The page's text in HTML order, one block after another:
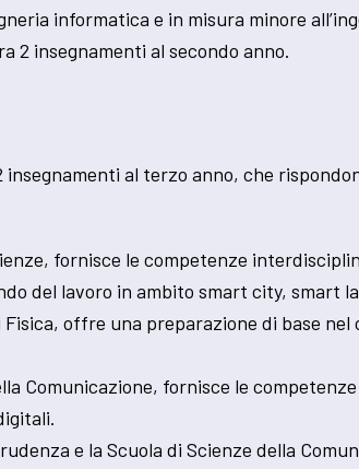
informatica e in misura minore
2 insegnamenti al secondo anno.
al terzo anno, che
fornisce le competenze
del lavoro in ambito smart city, smart
offre una preparazione di base
Comunicazione, fornisce le
e la Scuola di Scienze della